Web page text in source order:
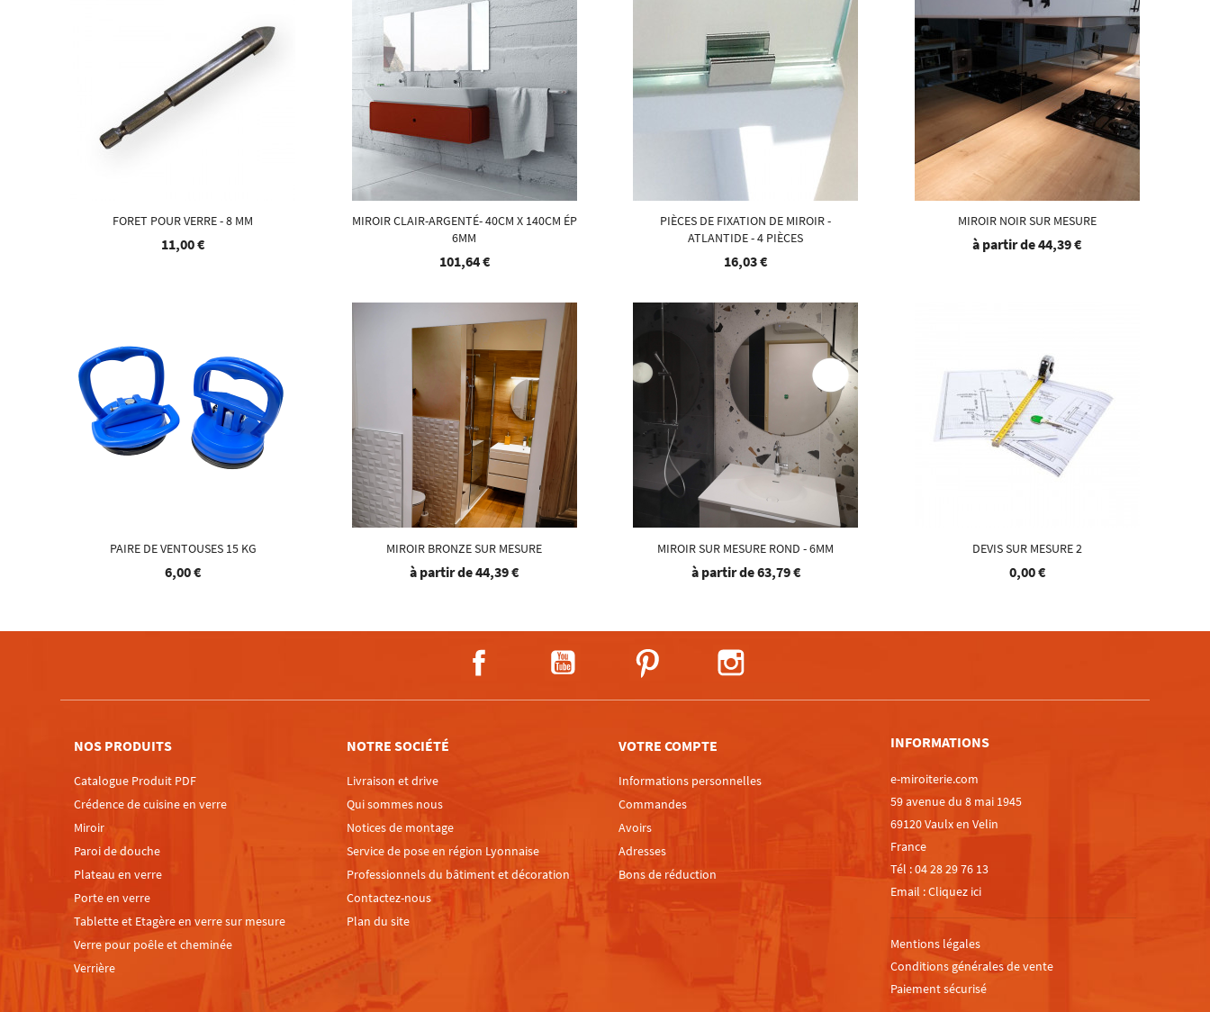
FORET POUR VERRE - 8 MM
11,00 €
MIROIR CLAIR-ARGENTÉ- 40CM X 140CM ÉP
6MM
101,64 €
PIÈCES DE FIXATION DE MIROIR -
ATLANTIDE - 4 PIÈCES
16,03 €
MIROIR NOIR SUR MESURE
à partir de44,39 €
PAIRE DE VENTOUSES 15 KG
6,00 €
MIROIR BRONZE SUR MESURE
à partir de44,39 €
MIROIR SUR MESURE ROND - 6MM
à partir de63,79 €
DEVIS SUR MESURE 2
0,00 €
Facebook Pinterest
NOS PRODUITS
Catalogue Produit PDF
Crédence de cuisine en verre
Miroir
Paroi de douche
Plateau en verre
Porte en verre
Tablette et Etagère en verre sur mesure
Verre pour poêle et cheminée
Verrière
NOTRE SOCIÉTÉ
Livraison et drive
Qui sommes nous
Notices de montage
Service de pose en région Lyonnaise
Professionnels du bâtiment et décoration
Contactez-nous
Plan du site
VOTRE COMPTE
Informations personnelles
Commandes
Avoirs
Adresses
Bons de réduction
INFORMATIONS
e-miroiterie.com
59 avenue du 8 mai 1945
69120 Vaulx en Velin
France
Tél :04 28 29 76 13
Email :Cliquez ici
Mentions légales
Conditions générales de vente
Paiement sécurisé